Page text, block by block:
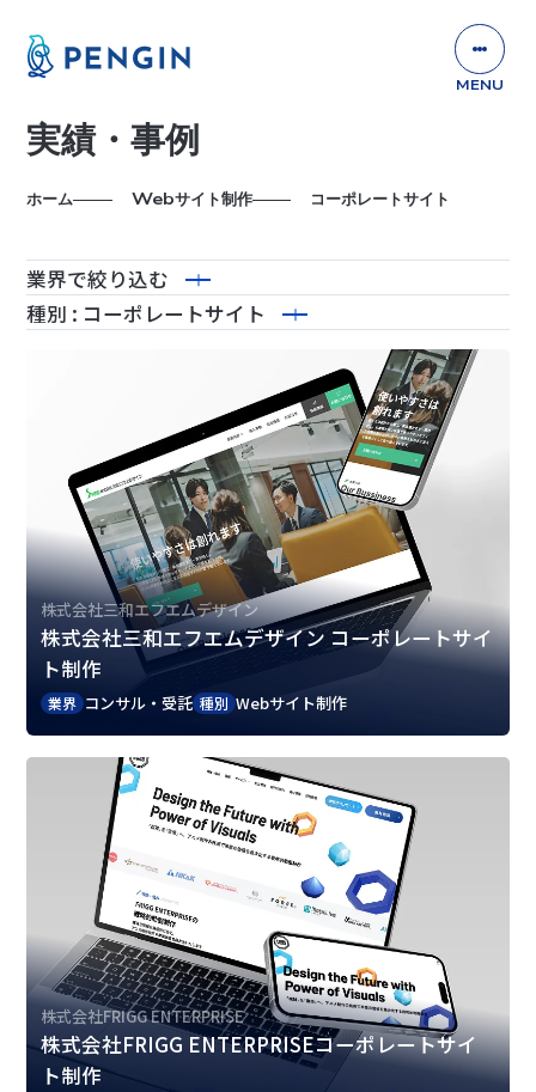
実績・事例
ホーム Webサイト制作 コーポレートサイト
業界で絞り込む
種別 : コーポレートサイト
株式会社三和エフエムデザイン
株式会社三和エフエムデザイン コーポレートサイ
ト制作
業界 コンサル・受託 種別 Webサイト制作
株式会社FRIGG ENTERPRISE
株式会社FRIGG ENTERPRISEコーポレートサイ
ト制作